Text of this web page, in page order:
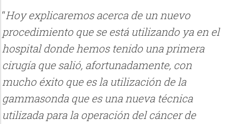
“Hoy explicaremos acerca de un nuevo
procedimiento que se está utilizando ya en el
hospital donde hemos tenido una primera
cirugía que salió, afortunadamente, con
mucho éxito que es la utilización de la
gammasonda que es una nueva técnica
utilizada para la operación del cáncer de